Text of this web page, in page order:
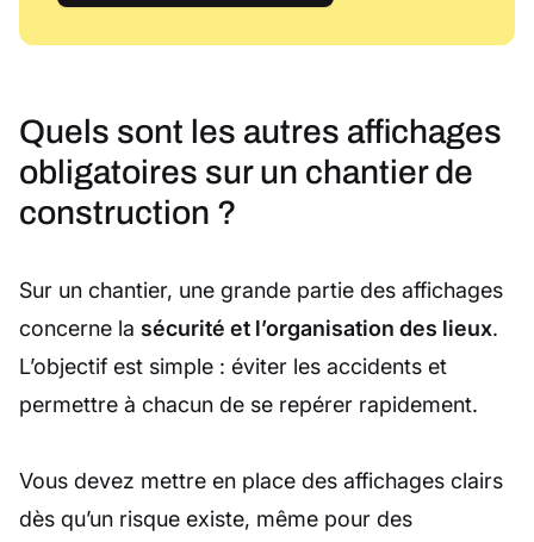
Quels sont les autres affichages
obligatoires sur un chantier de
construction ?
Sur un chantier, une grande partie des affichages
concerne la sécurité et l’organisation des lieux.
L’objectif est simple : éviter les accidents et
permettre à chacun de se repérer rapidement.
Vous devez mettre en place des affichages clairs
dès qu’un risque existe, même pour des